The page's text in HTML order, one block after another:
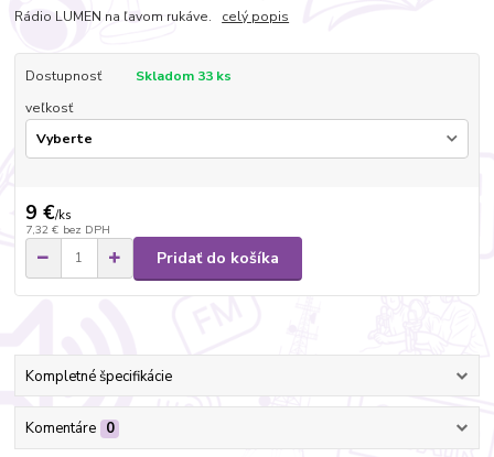
Rádio LUMEN na ľavom rukáve. celý popis
Dostupnosť
Skladom 33 ks
veľkosť
9 €/ks
7,32 € bez DPH
Pridať do košíka
Kompletné špecifikácie
Komentáre 0